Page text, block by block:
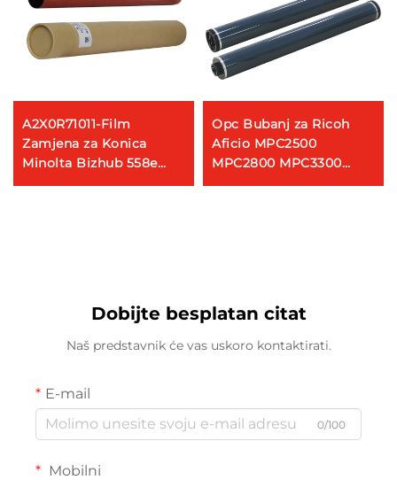
A2X0R71011-Film
Zamjena za Konica
Minolta Bizhub 558e
758e 808 654 754 654e
Opc Bubanj za Ricoh
Aficio MPC2500
MPC2800 MPC3300
MPC3500 MPC4000
Dobijte besplatan citat
Naš predstavnik će vas uskoro kontaktirati.
E-mail
0/100
Mobilni